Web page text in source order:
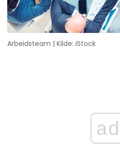
Arbeidsteam | Kilde: iStock
ad